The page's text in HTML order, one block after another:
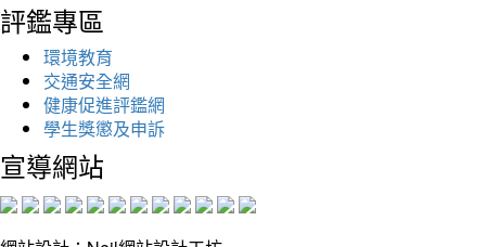
評鑑專區
環境教育
交通安全網
健康促進評鑑網
學生獎懲及申訴
宣導網站